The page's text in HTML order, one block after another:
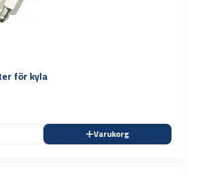
för kyla
Varukorg